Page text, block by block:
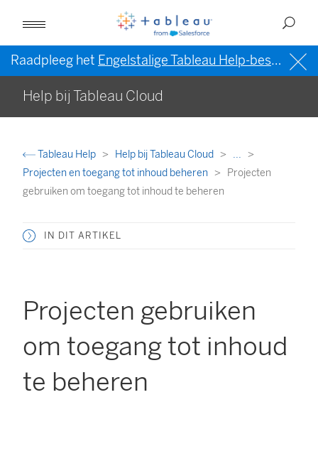
Raadpleeg het Engelstalige Tableau Help-bestand (VS)
Help bij Tableau Cloud
Tableau Help Help bij Tableau Cloud
...
Projecten en toegang tot inhoud beheren
Projecten
gebruiken om toegang tot inhoud te beheren
IN DIT ARTIKEL
Projecten gebruiken
om toegang tot inhoud
te beheren